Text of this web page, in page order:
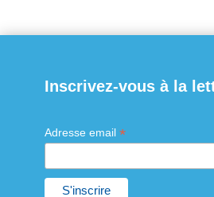
Inscrivez-vous à la
Adresse email *